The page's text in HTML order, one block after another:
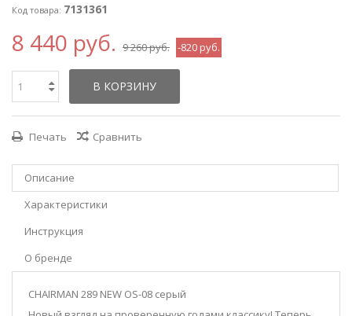
Код товара: 7131361
8 440 руб. 9 260 руб. -820 руб.
В КОРЗИНУ
Печать Сравнить
Описание
Характеристики
Инструкция
О бренде
CHAIRMAN 289 NEW OS-08 серый